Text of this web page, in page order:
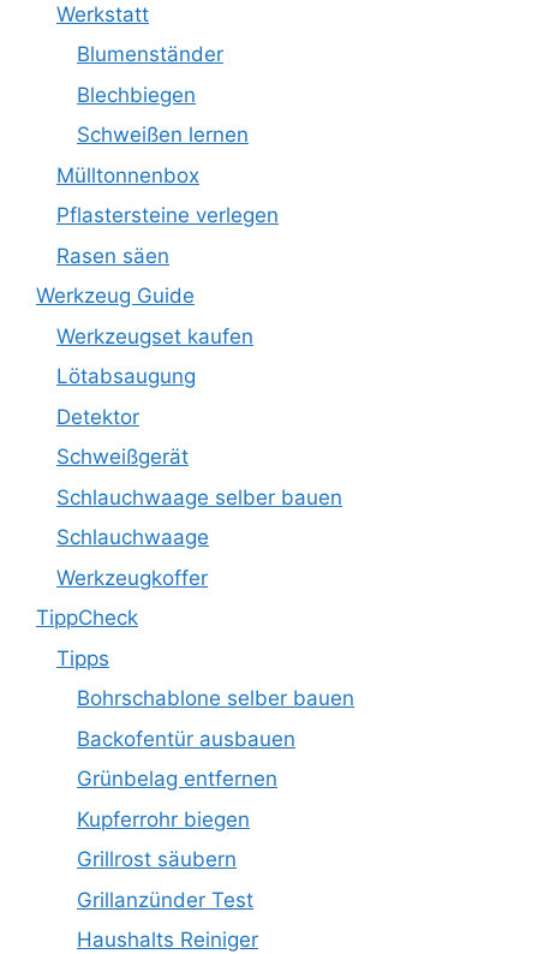
Werkstatt
Blumenständer
Blechbiegen
Schweißen lernen
Mülltonnenbox
Pflastersteine verlegen
Rasen säen
Werkzeug Guide
Werkzeugset kaufen
Lötabsaugung
Detektor
Schweißgerät
Schlauchwaage selber bauen
Schlauchwaage
Werkzeugkoffer
TippCheck
Tipps
Bohrschablone selber bauen
Backofentür ausbauen
Grünbelag entfernen
Kupferrohr biegen
Grillrost säubern
Grillanzünder Test
Haushalts Reiniger